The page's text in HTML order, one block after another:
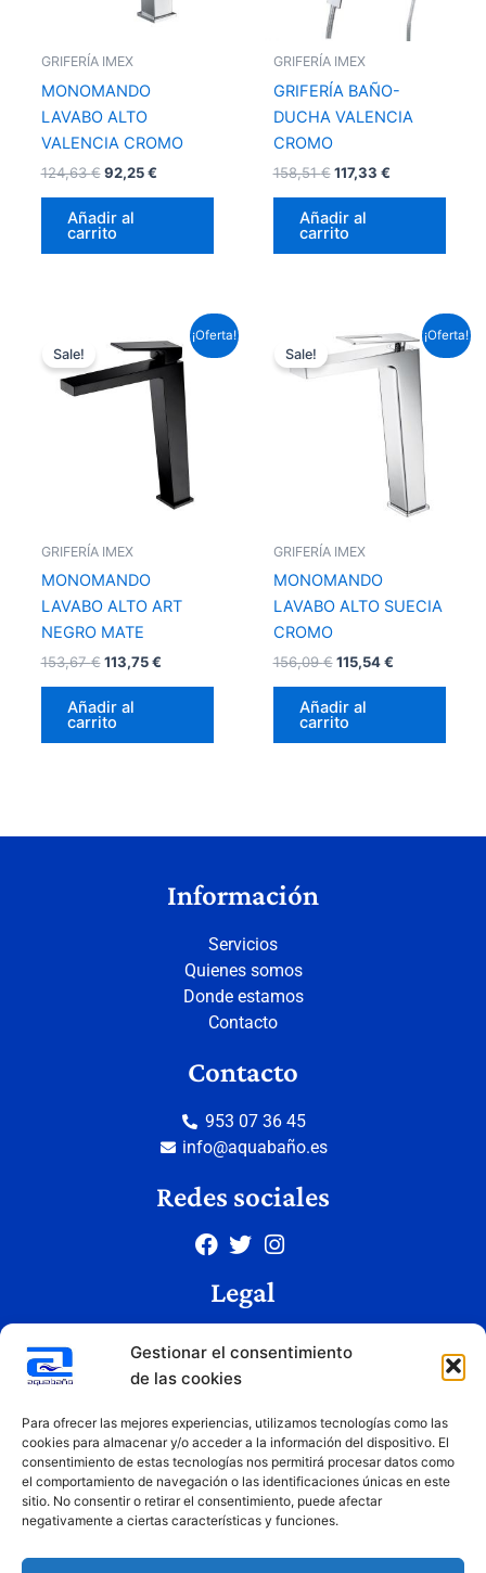
Gestionar el consentimiento
de las cookies
Para ofrecer las mejores experiencias, utilizamos tecnologías como las
cookies para almacenar y/o acceder a la información del dispositivo. El
consentimiento de estas tecnologías nos permitirá procesar datos como
el comportamiento de navegación o las identificaciones únicas en este
sitio. No consentir o retirar el consentimiento, puede afectar
negativamente a ciertas características y funciones.
GRIFERÍA IMEX
MONOMANDO
LAVABO ALTO
VALENCIA CROMO
124,63€ 92,25€
Añadir al
carrito
GRIFERÍA IMEX
GRIFERÍA BAÑO-
DUCHA VALENCIA
CROMO
158,51€ 117,33 €
Añadir al
carrito
¡Oferta!
Sale!
GRIFERÍA IMEX
MONOMANDO
LAVABO ALTO ART
NEGRO MATE
153,67€
precio
original
era:
153,67 €.
113,75€
precio
actual
es:
113,75 €.
Añadir al
carrito
¡Oferta!
Sale!
GRIFERÍA IMEX
MONOMANDO
LAVABO ALTO SUECIA
CROMO
156,09€
precio
original
156,09 €.
115,54€
precio
actual
es:
115,54 €.
Añadir al
carrito
Información
Servicios
Quienes somos
Donde estamos
Contacto
Contacto
953 07 36 45
info@aquabaño.es
Redes sociales
Legal
Política de privacidad
Condiciones de uso
Copyright © 2026 Aquabaño | Todos los derechos reservados
Diseñado porInnovation Studio